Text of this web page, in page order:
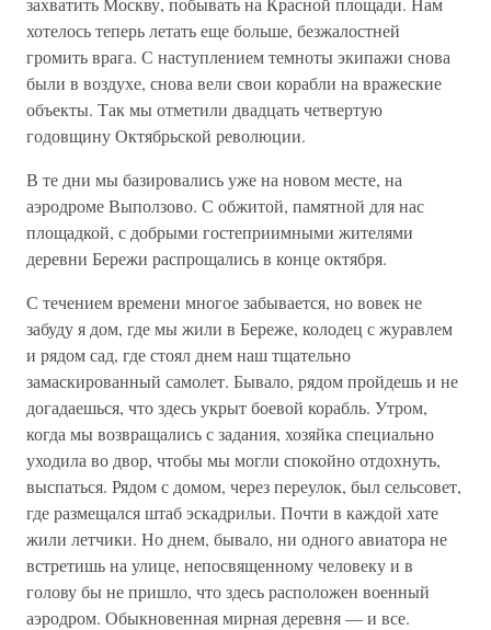
хотелось теперь летать еще больше, безжалостней
громить врага. С наступлением темноты экипажи снова
были в воздухе, снова вели свои корабли на вражеские
объекты. Так мы отметили двадцать четвертую
годовщину Октябрьской революции.
В те дни мы базировались уже на новом месте, на
аэродроме Выползово. С обжитой, памятной для нас
площадкой, с добрыми гостеприимными жителями
деревни Бережи распрощались в конце октября.
С течением времени многое забывается, но вовек не
забуду я дом, где мы жили в Береже, колодец с журавлем
и рядом сад, где стоял днем наш тщательно
замаскированный самолет. Бывало, рядом пройдешь и не
догадаешься, что здесь укрыт боевой корабль. Утром,
когда мы возвращались с задания, хозяйка специально
уходила во двор, чтобы мы могли спокойно отдохнуть,
выспаться. Рядом с домом, через переулок, был сельсовет,
где размещался штаб эскадрильи. Почти в каждой хате
жили летчики. Но днем, бывало, ни одного авиатора не
встретишь на улице, непосвященному человеку и в
голову бы не пришло, что здесь расположен военный
аэродром. Обыкновенная мирная деревня — и все.